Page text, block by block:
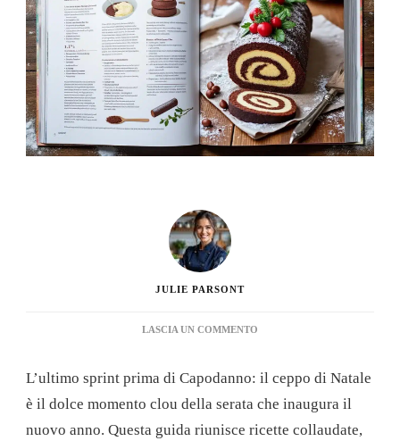
JULIE PARSONT
LASCIA UN COMMENTO
DI
NATALE
CAPODANNO:
L’ultimo sprint prima di Capodanno: il ceppo di Natale
è il dolce momento clou della serata che inaugura il
nuovo anno. Questa guida riunisce ricette collaudate,